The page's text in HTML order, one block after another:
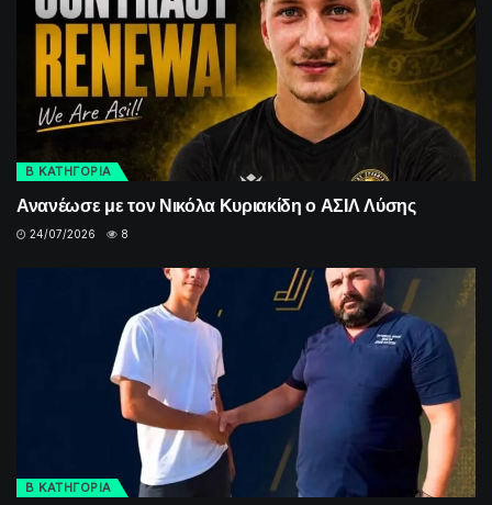
Β ΚΑΤΗΓΟΡΙΑ
Ανανέωσε με τον Νικόλα Κυριακίδη ο ΑΣΙΛ Λύσης
24/07/2026 8
Β ΚΑΤΗΓΟΡΙΑ